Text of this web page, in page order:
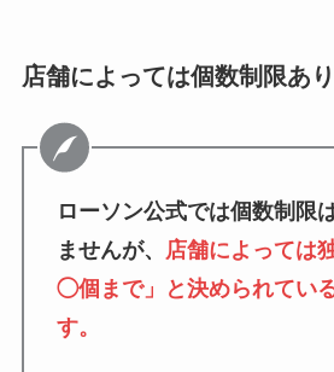
店舗によっては個数制限あ
ローソン公式では個数制限
ませんが、 店舗によっては
◯個まで」と決められてい
す。